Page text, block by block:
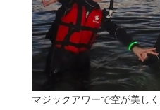
マジックアワーで空が美し